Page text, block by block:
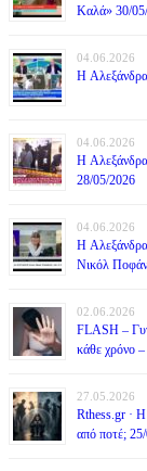
Καλά» 30/
04.06.2026
H
04.06.2026
H
28/05/2026
04.06.2026
H
Νικόλ
02.06.2026
FLASH –
κάθε χρόνο
27.05.2026
Rthess.gr · Η
από ποτέ;